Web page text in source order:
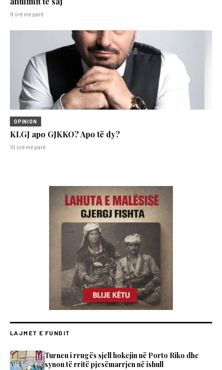
9 orë më parë
OPINION
KLGJ apo GJKKO? Apo të dy?
10 orë më parë
LAJMET E FUNDIT
Turneu i rrugës sjell hokejin në Porto Riko dhe
synon të rritë pjesëmarrjen në ishull